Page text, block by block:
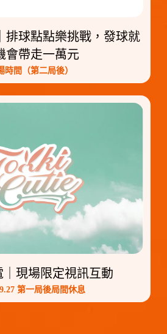
排球點點樂挑戰，發球就
會帶走一萬元
時間（第二局後）
｜現場限定視訊互動
第一局後局間休息